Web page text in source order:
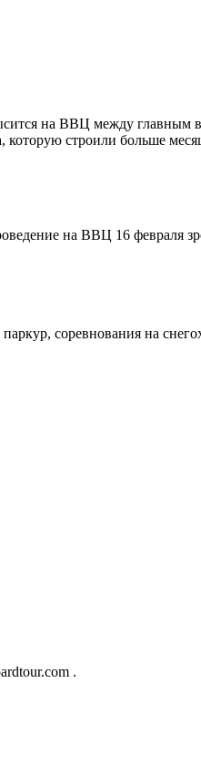
на ВВЦ между главным
строили больше
на ВВЦ 16 февраля
соревнования на
.